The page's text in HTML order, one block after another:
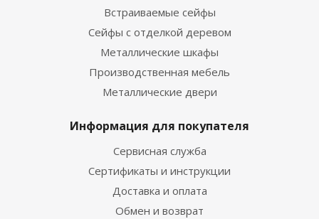
Встраиваемые сейфы
Сейфы с отделкой деревом
Металлические шкафы
Производственная мебель
Металлические двери
Информация для покупателя
Сервисная служба
Сертификаты и инструкции
Доставка и оплата
Обмен и возврат